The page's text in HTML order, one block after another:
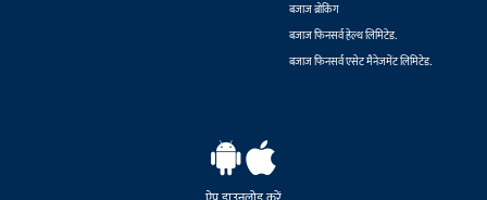
बजाज ब्रोकिंग
बजाज फिनसर्व हेल्थ लिमिटेड.
बजाज फिनसर्व एसेट मैनेजमेंट लिमिटेड.